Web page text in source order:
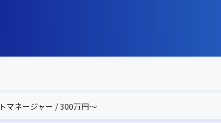
マネージャー / 300万円〜